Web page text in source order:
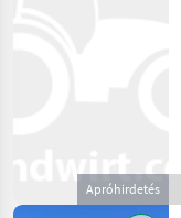
Apróhirdetés